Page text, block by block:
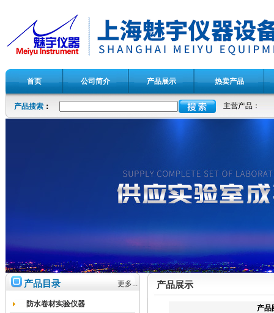
首页 公司简介 产品展示 热卖产品
产品搜索 ： 主营产品：
产品目录 更多...
防水卷材实验仪器
产品展示
产品